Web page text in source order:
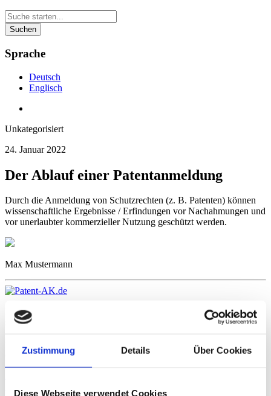
Zustimmung Details Über Cookies
Diese Webseite verwendet Cookies
Suchen
Sprache
Deutsch
Englisch
Unkategorisiert
24. Januar 2022
Der Ablauf einer Patentanmeldung
Durch die Anmeldung von Schutzrechten (z. B. Patenten) können
wissenschaftliche Ergebnisse / Erfindungen vor Nachahmungen und
vor unerlaubter kommerzieller Nutzung geschützt werden.
Max Mustermann
Es gibt eine Reihe von gewerblichen Schutzrechten, mit denen ein
sinnvoller Schutz Eurer Erfindung erfolgen kann. Diese
Schutzrechte gelten immer nur territorial, d.h. der Schutz gegen eine
unerlaubte kommerzielle Nutzung kann nur in den Ländern
erfolgen, in denen sie angemeldet wurden.